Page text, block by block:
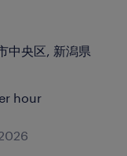
中央区, 新潟県
hour